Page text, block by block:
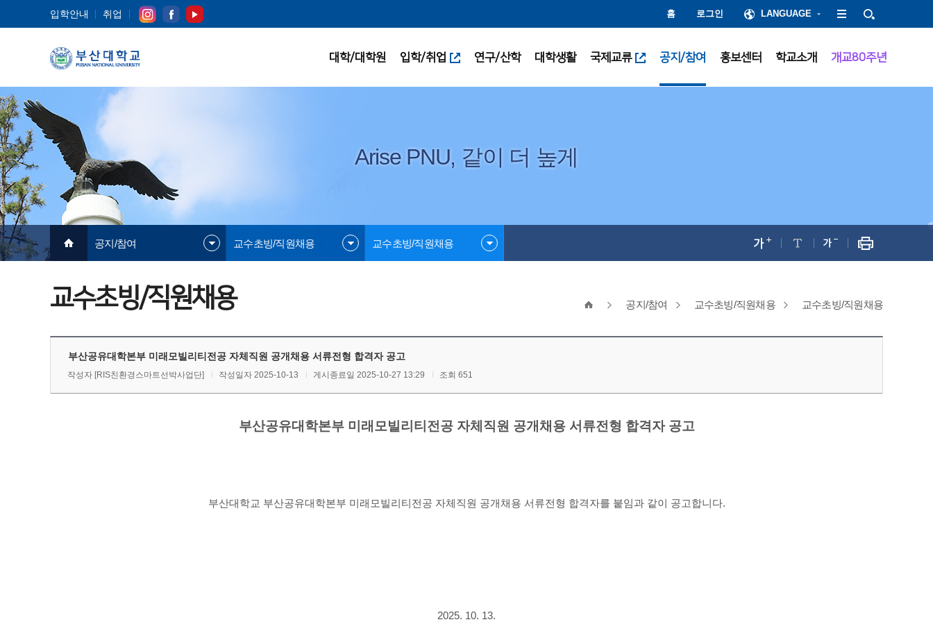
입학안내 취업 홈 로그인 LANGUAGE
대학/대학원 입학/취업 연구/산학 대학생활 국제교류 공지/참여 홍보센터 학교소개 개교80주년
Arise PNU, 같이 더 높게
공지/참여 교수초빙/직원채용 교수초빙/직원채용
교수초빙/직원채용 공지/참여 교수초빙/직원채용 교수초빙/직원채용
부산공유대학본부 미래모빌리티전공 자체직원 공개채용 서류전형 합격자 공고
작성자 [RIS친환경스마트선박사업단] 작성일자 2025-10-13 게시종료일 2025-10-27 13:29 조회 651
부산공유대학본부 미래모빌리티전공 자체직원 공개채용 서류전형 합격자 공고
부산대학교 부산공유대학본부 미래모빌리티전공 자체직원 공개채용 서류전형 합격자를 붙임과 같이 공고합니다.
2025. 10. 13.